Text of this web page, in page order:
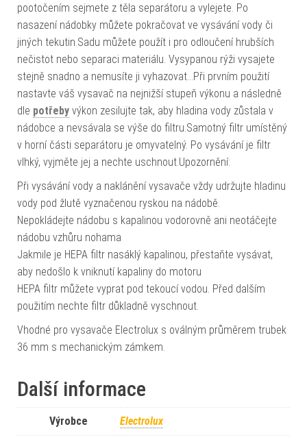
pootočením sejmete z těla separátoru a vylejete. Po
nasazení nádobky můžete pokračovat ve vysávání vody či
jiných tekutin.Sadu můžete použít i pro odloučení hrubších
nečistot nebo separaci materiálu. Vysypanou rýži vysajete
stejně snadno a nemusíte ji vyhazovat…Při prvním použití
nastavte váš vysavač na nejnižší stupeň výkonu a následně
dle potřeby výkon zesilujte tak, aby hladina vody zůstala v
nádobce a nevsávala se výše do filtru.Samotný filtr umístěný
v horní části separátoru je omyvatelný. Po vysávání je filtr
vlhký, vyjměte jej a nechte uschnout.Upozornění:
Při vysávání vody a naklánění vysavače vždy udržujte hladinu
vody pod žlutě vyznačenou ryskou na nádobě.
Nepokládejte nádobu s kapalinou vodorovně ani neotáčejte
nádobu vzhůru nohama
Jakmile je HEPA filtr nasáklý kapalinou, přestaňte vysávat,
aby nedošlo k vniknutí kapaliny do motoru
HEPA filtr můžete vyprat pod tekoucí vodou. Před dalším
použitím nechte filtr důkladně vyschnout.
Vhodné pro vysavače Electrolux s oválným průměrem trubek
36 mm s mechanickým zámkem.
Další informace
Výrobce Electrolux